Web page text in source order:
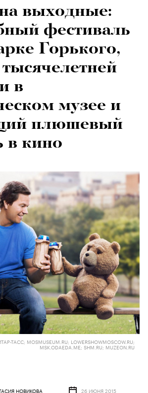
выходные:
фестиваль
Горького,
в
музее и
плюшевый
в кино
ТАСС; MOSMUSEUM.RU; LOWERSHOWMOSCOW.RU;
MSK.ODAEDA.ME; SHM.RU; MUZEON.RU
НОВИКОВА 26 ИЮНЯ 2015